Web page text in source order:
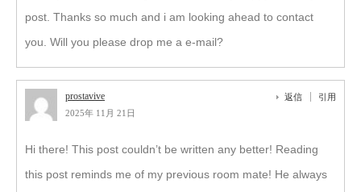
post. Thanks so much and i am looking ahead to contact
you. Will you please drop me a e-mail?
prostavive
2025年 11月 21日
返信 引用
Hi there! This post couldn’t be written any better! Reading
this post reminds me of my previous room mate! He always